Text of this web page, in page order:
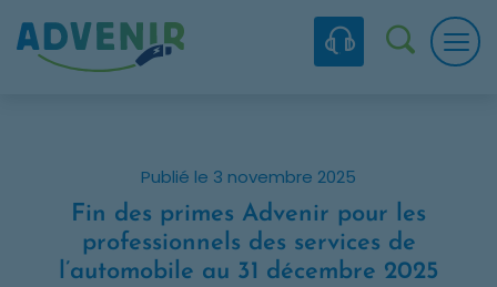
Publié le 3 novembre 2025
Fin des primes Advenir pour les
professionnels des services de
l’automobile au 31 décembre 2025